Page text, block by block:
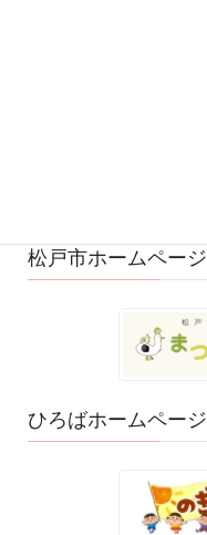
松戸市ホームページ
ひろばホームページ